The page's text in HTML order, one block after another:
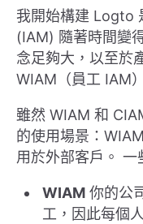
我開始構建 Logto
(IAM) 隨著時間變
念足夠大，以至於
WIAM（員工 IAM
雖然 WIAM 和
的使用場景：
用於外部客戶。 一
WIAM 你的公
工，因此每個